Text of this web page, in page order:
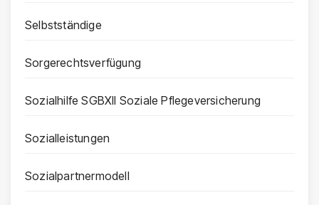
Selbstständige
Sorgerechtsverfügung
Sozialhilfe SGBXII Soziale Pflegeversicherung
Sozialleistungen
Sozialpartnermodell